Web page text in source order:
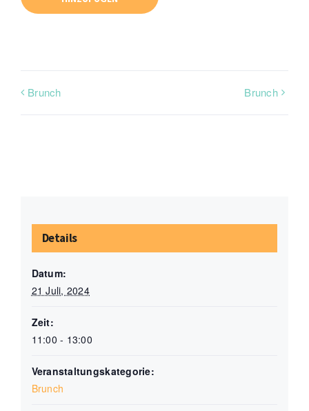
Brunch Brunch
Details
Datum:
21 Juli, 2024
Zeit:
11:00 - 13:00
Veranstaltungskategorie:
Brunch